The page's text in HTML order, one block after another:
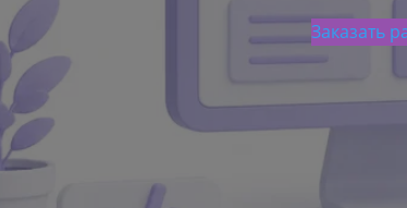
Заказать